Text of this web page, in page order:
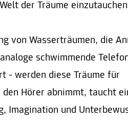
der Träume
von Wasserträumen, die
schwimmende
- werden diese Träume für
Hörer abnimmt, taucht
Imagination und